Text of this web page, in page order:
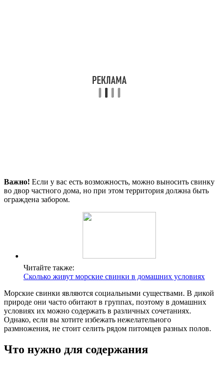
Важно! Если у вас есть возможность, можно выносить свинку
во двор частного дома, но при этом территория должна быть
ограждена забором.
Читайте также:
Сколько живут морские свинки в домашних условиях
Морские свинки являются социальными существами. В дикой
природе они часто обитают в группах, поэтому в домашних
условиях их можно содержать в различных сочетаниях.
Однако, если вы хотите избежать нежелательного
размножения, не стоит селить рядом питомцев разных полов.
Что нужно для содержания